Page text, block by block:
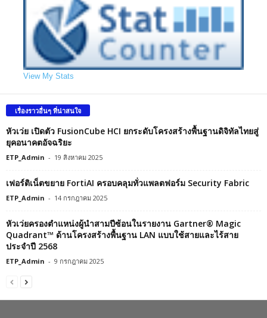
View My Stats
เรื่องราวอื่นๆ ที่น่าสนใจ
หัวเว่ย เปิดตัว FusionCube HCI ยกระดับโครงสร้างพื้นฐานดิจิทัลไทยสู่
ยุคอนาคตอัจฉริยะ
ETP_Admin - 19 สิงหาคม 2025
เฟอร์ติเน็ตขยาย FortiAI ครอบคลุมทั่วแพลตฟอร์ม Security Fabric
ETP_Admin - 14 กรกฎาคม 2025
หัวเว่ยครองตำแหน่งผู้นำสามปีซ้อนในรายงาน Gartner® Magic
Quadrant™ ด้านโครงสร้างพื้นฐาน LAN แบบใช้สายและไร้สาย
ประจำปี 2568
ETP_Admin - 9 กรกฎาคม 2025